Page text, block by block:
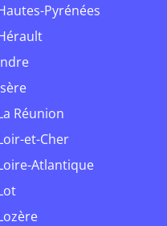
Hautes-Pyrénées
Hérault
Indre
Isère
La Réunion
Loir-et-Cher
Loire-Atlantique
Lot
Lozère